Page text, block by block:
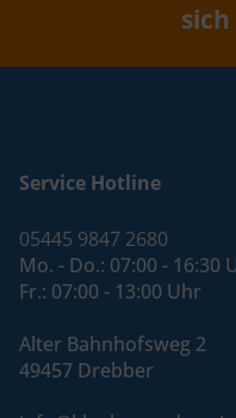
Service Hotline
05445 9847 2680
Mo. - Do.: 07:00 - 16:30
Fr.: 07:00 - 13:00 Uhr
Alter Bahnhofsweg 2
49457 Drebber